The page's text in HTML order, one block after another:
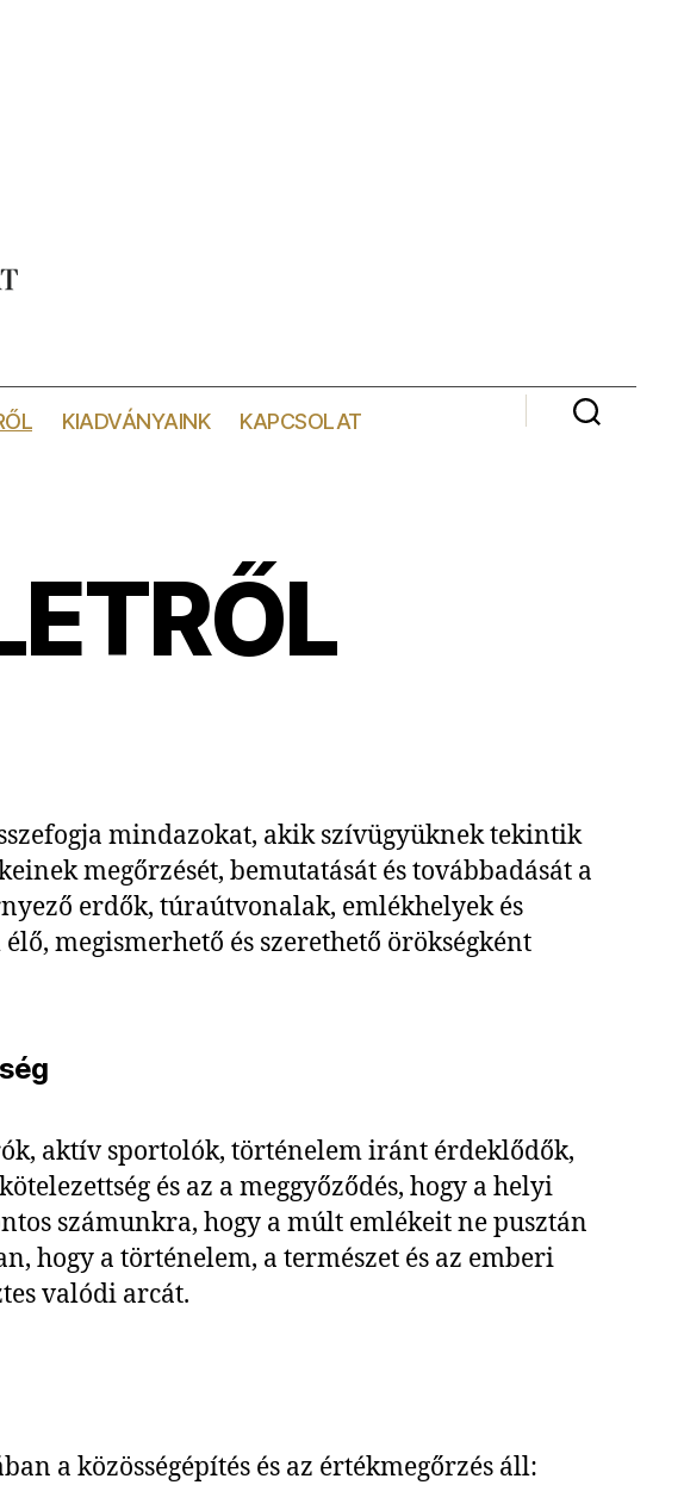
KIADVÁNYAINK KAPCSOLAT
mindazokat, akik szívügyüknek tekintik
megőrzését, bemutatását és továbbadását a
erdők, túraútvonalak, emlékhelyek és
megismerhető és szerethető örökségként
aktív sportolók, történelem iránt érdeklődők,
és az a meggyőződés, hogy a helyi
számunkra, hogy a múlt emlékeit ne pusztán
hogy a történelem, a természet és az emberi
valódi arcát.
a közösségépítés és az értékmegőrzés áll: